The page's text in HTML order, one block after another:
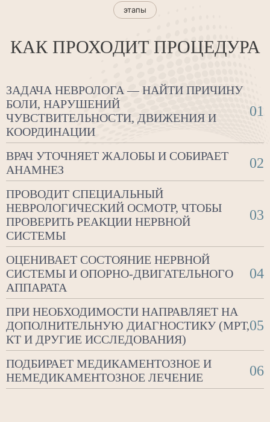
этапы
КАК ПРОХОДИТ ПРОЦЕДУРА
ЗАДАЧА НЕВРОЛОГА — НАЙТИ ПРИЧИНУ
БОЛИ, НАРУШЕНИЙ
ЧУВСТВИТЕЛЬНОСТИ, ДВИЖЕНИЯ И
КООРДИНАЦИИ
01
ВРАЧ УТОЧНЯЕТ ЖАЛОБЫ И СОБИРАЕТ
АНАМНЕЗ
02
ПРОВОДИТ СПЕЦИАЛЬНЫЙ
НЕВРОЛОГИЧЕСКИЙ ОСМОТР, ЧТОБЫ
ПРОВЕРИТЬ РЕАКЦИИ НЕРВНОЙ
СИСТЕМЫ
03
ОЦЕНИВАЕТ СОСТОЯНИЕ НЕРВНОЙ
СИСТЕМЫ И ОПОРНО-ДВИГАТЕЛЬНОГО
АППАРАТА
04
ПРИ НЕОБХОДИМОСТИ НАПРАВЛЯЕТ НА
ДОПОЛНИТЕЛЬНУЮ ДИАГНОСТИКУ (МРТ,
КТ И ДРУГИЕ ИССЛЕДОВАНИЯ)
05
ПОДБИРАЕТ МЕДИКАМЕНТОЗНОЕ И
НЕМЕДИКАМЕНТОЗНОЕ ЛЕЧЕНИЕ
06